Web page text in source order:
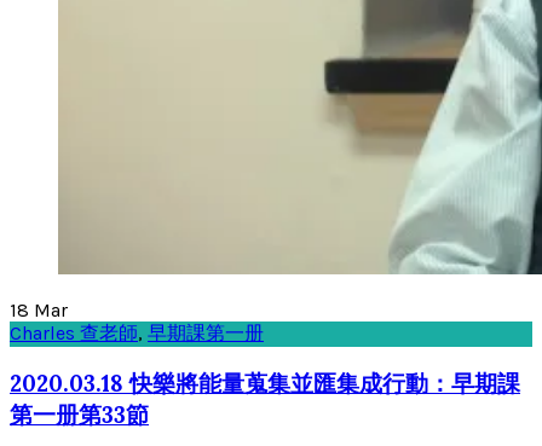
18 Mar
Charles 查老師, 早期課第一册
2020.03.18 快樂將能量蒐集並匯集成行動：早期課
第一册第33節